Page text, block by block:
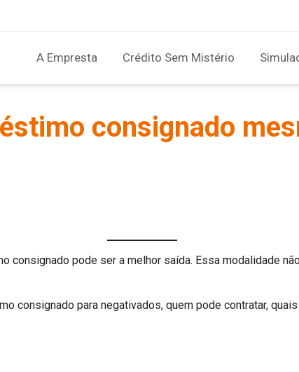
A Empresta Crédito Sem Mistério
consignado
consignado pode ser a melhor saída. Essa modalidade
consignado para negativados, quem pode contratar,